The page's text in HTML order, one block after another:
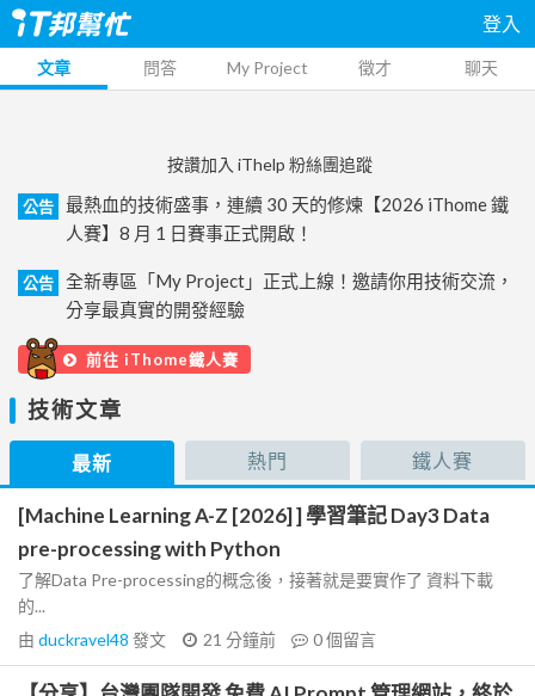
登入
文章 問答 My Project 徵才 聊天
按讚加入 iThelp 粉絲團追蹤
公告
最熱血的技術盛事，連續 30 天的修煉【2026 iThome 鐵
人賽】8 月 1 日賽事正式開啟！
公告
全新專區「My Project」正式上線！邀請你用技術交流，
分享最真實的開發經驗
前往 iThome鐵人賽
技術文章
最新 熱門 鐵人賽
[Machine Learning A-Z [2026] ] 學習筆記 Day3 Data
pre-processing with Python
了解Data Pre-processing的概念後，接著就是要實作了 資料下載
的...
由 duckravel48 發文 21 分鐘前 0個留言